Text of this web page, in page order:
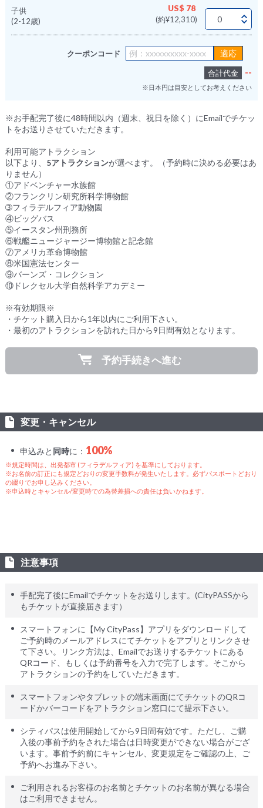
子供
(2-12歳)
US$ 78
(約¥12,310)
クーポンコード
合計代金 --
※日本円は目安としてお考えください
※お手配完了後に48時間以内（週末、祝日を除く）にEmailでチケッ
トをお送りさせていただきます。
利用可能アトラクション
以下より、 5アトラクションが選べます。（予約時に決める必要はあ
りません）
①アドベンチャー水族館
②フランクリン研究所科学博物館
➂フィラデルフィア動物園
④ビッグバス
⑤イースタン州刑務所
⑥戦艦ニュージャージー博物館と記念館
⑦アメリカ革命博物館
⑧米国憲法センター
⑨バーンズ・コレクション
⑩ドレクセル大学自然科学アカデミー
※有効期限※
・チケット購入日から1年以内にご利用下さい。
・最初のアトラクションを訪れた日から9日間有効となります。
予約手続きへ進む
変更・キャンセル
申込みと 同時に： 100%
※規定時間は、出発都市 (フィラデルフィア) を基準にしております。
※お名前の訂正にも規定どおりの変更手数料が発生いたします。必ずパスポートどおり
の綴りでお申し込みください。
※申込時とキャンセル/変更時での為替差損への責任は負いかねます。
注意事項
手配完了後にEmailでチケットをお送りします。(CityPASSから
もチケットが直接届きます）
スマートフォンに【My CityPass】アプリをダウンロードして
ご予約時のメールアドレスにてチケットをアプリとリンクさせ
て下さい。リンク方法は、Emailでお送りするチケットにある
QRコード、もしくは予約番号を入力で完了します。そこから
アトラクションの予約をしていただきます。
スマートフォンやタブレットの端末画面にてチケットのQRコ
ードかバーコードをアトラクション窓口にて提示下さい。
シティパスは使用開始してから9日間有効です。ただし、ご購
入後の事前予約をされた場合は日時変更ができない場合がござ
います。事前予約前にキャンセル、変更規定をご確認の上、ご
予約へお進み下さい。
ご利用されるお客様のお名前とチケットのお名前が異なる場合
はご利用できません。